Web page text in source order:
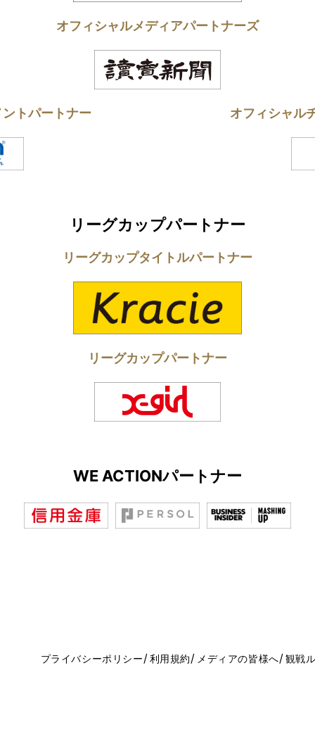
オフィシャルメディアパートナーズ
トパートナー オフィシャル
リーグカップパートナー
リーグカップタイトルパートナー
リーグカップパートナー
WE ACTIONパートナー
プライバシーポリシー 利用規約 メディアの皆様へ 観戦